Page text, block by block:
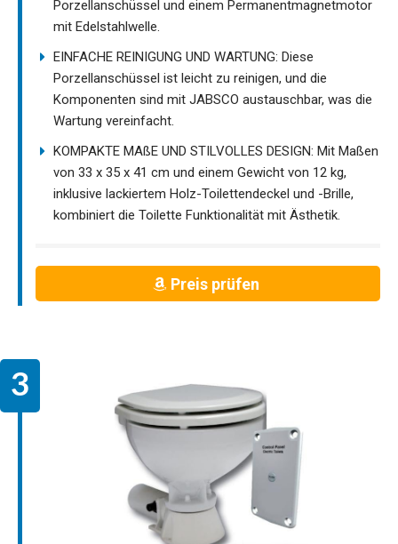
Porzellanschüssel und einem Permanentmagnetmotor
mit Edelstahlwelle.
EINFACHE REINIGUNG UND WARTUNG: Diese
Porzellanschüssel ist leicht zu reinigen, und die
Komponenten sind mit JABSCO austauschbar, was die
Wartung vereinfacht.
KOMPAKTE MAßE UND STILVOLLES DESIGN: Mit Maßen
von 33 x 35 x 41 cm und einem Gewicht von 12 kg,
inklusive lackiertem Holz-Toilettendeckel und -Brille,
kombiniert die Toilette Funktionalität mit Ästhetik.
Preis prüfen